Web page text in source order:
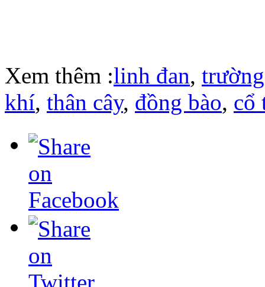
Xem thêm :linh đan,
khí, thân cây, đồng bào, cổ